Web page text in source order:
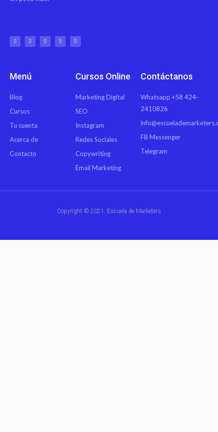
Menú
Blog
Cursos
Tu cuenta
Acerca de
Contacto
Cursos Online
Marketing Digital
SEO
Instagram
Redes Sociales
Copywriting
Email Marketing
Contáctanos
Whatsapp +58 424-
2410826
FB Messenger
Telegram
Copyright © 2021. Escuela de Marketers